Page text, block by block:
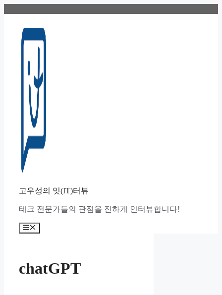
고우성의 잇(IT)터뷰
테크 전문가들의 관점을 진하게 인터뷰합니다!
메
chatGPT